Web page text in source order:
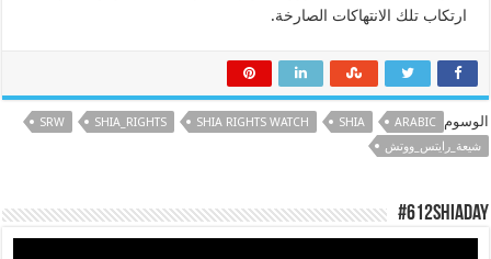
ارتكاب تلك الانتهاكات الصارخة.
الوسوم ARABIC
SHIA
SHIA RIGHTS WATCH
SHIA_RIGHTS
SRW
شيعة_رايتس_ووتش
#612ShiaDay